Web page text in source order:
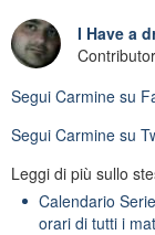
I Have a
Contributor
Segui Carmine su
Segui Carmine su
Leggi di più sullo
Calendario
orari di tutti i